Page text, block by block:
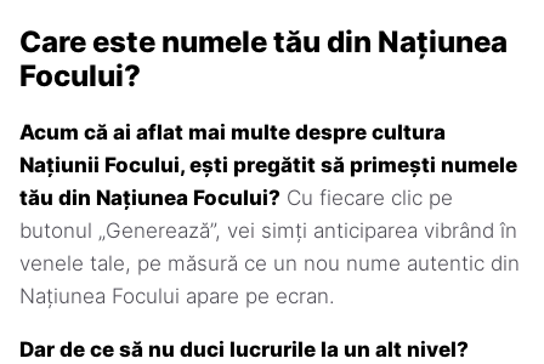
Care este numele tău din Națiunea
Focului?
Acum că ai aflat mai multe despre cultura
Națiunii Focului, ești pregătit să primești numele
tău din Națiunea Focului? Cu fiecare clic pe
butonul „Generează”, vei simți anticiparea vibrând în
venele tale, pe măsură ce un nou nume autentic din
Națiunea Focului apare pe ecran.
Dar de ce să nu duci lucrurile la un alt nivel?